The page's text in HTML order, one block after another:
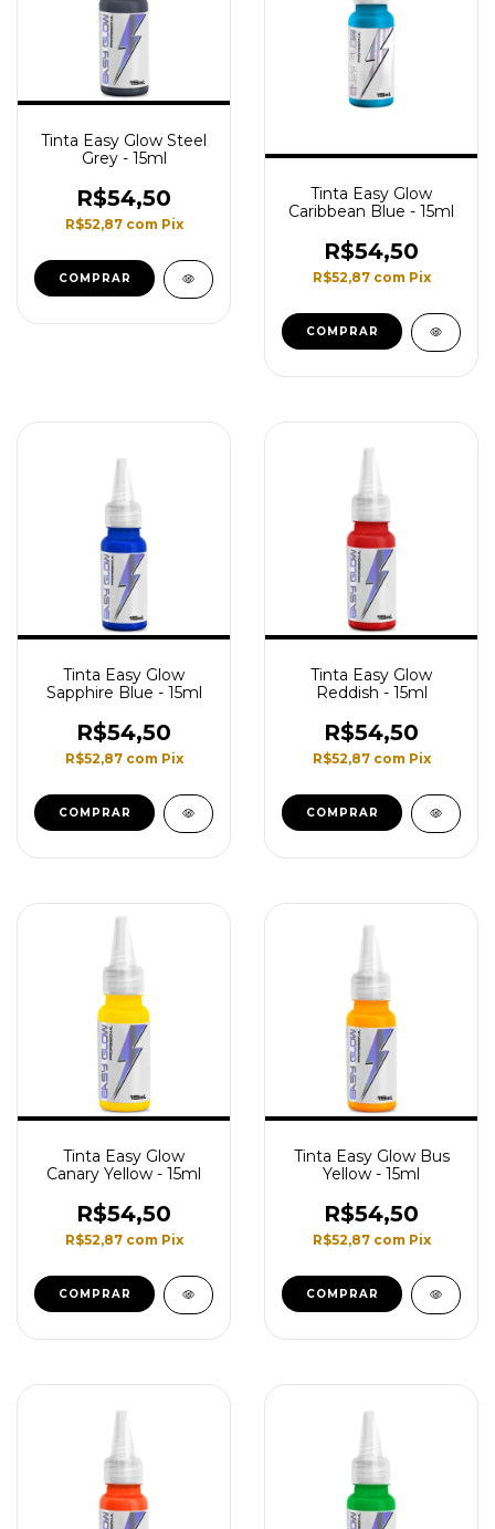
Tinta Easy Glow Steel
Grey - 15ml
R$54,50
R$52,87 com Pix
Tinta Easy Glow
Caribbean Blue - 15ml
R$54,50
R$52,87 com Pix
Tinta Easy Glow
Sapphire Blue - 15ml
R$54,50
R$52,87 com Pix
Tinta Easy Glow
Reddish - 15ml
R$54,50
R$52,87 com Pix
Tinta Easy Glow
Canary Yellow - 15ml
R$54,50
R$52,87 com Pix
Tinta Easy Glow Bus
Yellow - 15ml
R$54,50
R$52,87 com Pix